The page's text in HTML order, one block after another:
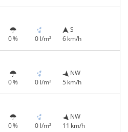
0 % 0 l/m²
S
6 km/h
0 % 0 l/m²
NW
5 km/h
0 % 0 l/m²
NW
11 km/h